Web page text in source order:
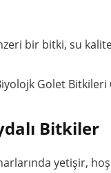
bir bitki, su
Bitkiler
yetişir,